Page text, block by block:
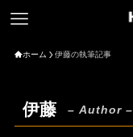
ホーム 伊藤の執筆記事
伊藤 – Author –